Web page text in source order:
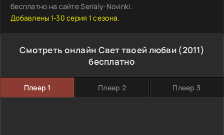
бесплатно на сайте Serialy-Novinki.
Добавлены 1-30 серия 1 сезона.
Смотреть онлайн Свет твоей любви (2011)
бесплатно
Плеер 1 Плеер 2 Плеер 3